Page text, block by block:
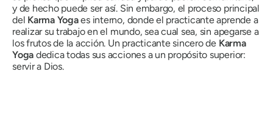
y de hecho puede ser así. Sin embargo, el proceso principal
del Karma Yogaes interno, donde el practicante aprende a
realizar su trabajo en el mundo, sea cual sea, sin apegarse a
los frutos de la acción. Un practicante sincero de Karma
Yoga dedica todas sus acciones a un propósito superior:
servir a Dios.